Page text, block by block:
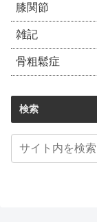
膝関節
雑記
骨粗鬆症
検索